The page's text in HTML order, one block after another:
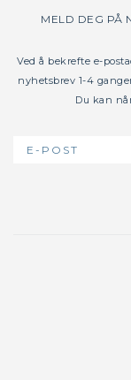
MELD DEG PÅ
Ved å bekrefte e-
nyhetsbrev 1-4
Du kan